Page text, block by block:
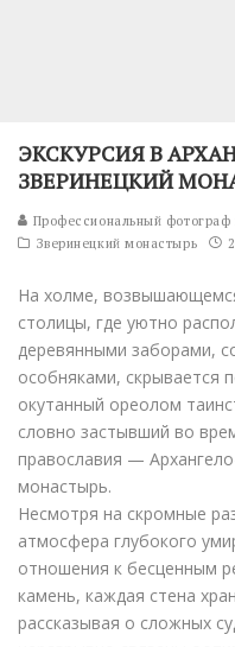
ЭКСКУРСИЯ В
ЗВЕРИНЕЦКИЙ
Профессиональный
Зверинецкий монастырь
На холме,
столицы, где уютно
деревянными заборами,
особняками, скрывается
окутанный ореолом
словно застывший во
православия —
монастырь.
Несмотря на скромные
атмосфера глубокого
отношения к бесценным
камень, каждая стена
рассказывая о сложных